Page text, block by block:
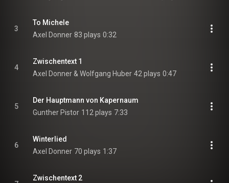
3
To Michele
Axel Donner 83 plays 0:32
4
Zwischentext 1
Axel Donner & Wolfgang Huber 42 plays 0:47
5
Der Hauptmann von Kapernaum
Gunther Pistor 112 plays 7:33
6
Winterlied
Axel Donner 70 plays 1:37
Zwischentext 2